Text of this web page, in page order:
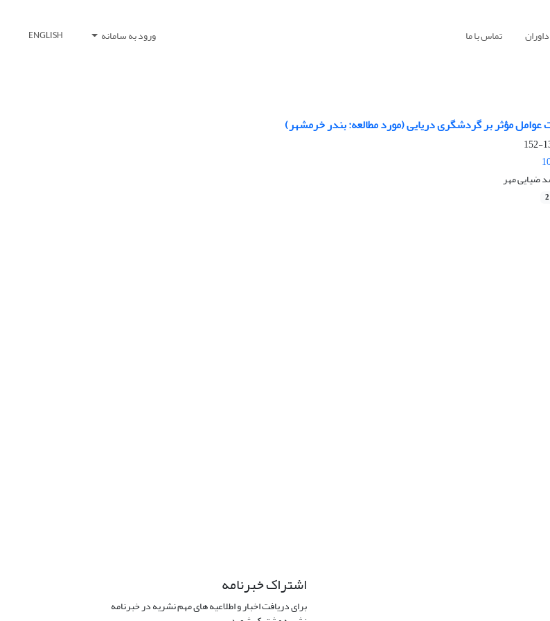
داوران تماس با ما ورود به سامانه ENGLISH
عوامل مؤثر بر گردشگری دریایی (مورد مطالعه: بندر خرمشهر)
ضیایی مهر
اشتراک خبرنامه
برای دریافت اخبار و اطلاعیه های مهم نشریه در خبرنامه